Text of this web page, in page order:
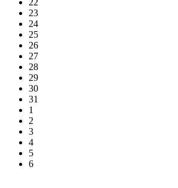
23
24
25
26
27
28
29
30
31
1
2
3
4
5
6